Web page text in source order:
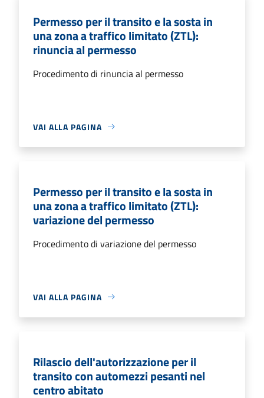
Permesso per il transito e la sosta in
una zona a traffico limitato (ZTL):
rinuncia al permesso
Procedimento di rinuncia al permesso
VAI ALLA PAGINA
Permesso per il transito e la sosta in
una zona a traffico limitato (ZTL):
variazione del permesso
Procedimento di variazione del permesso
VAI ALLA PAGINA
Rilascio dell'autorizzazione per il
transito con automezzi pesanti nel
centro abitato